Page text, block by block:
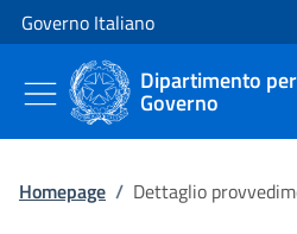
Vai al contenuto
Vai alla navigazione del sito
Governo Italiano
Dipartimento
Governo
Homepage / Dettaglio